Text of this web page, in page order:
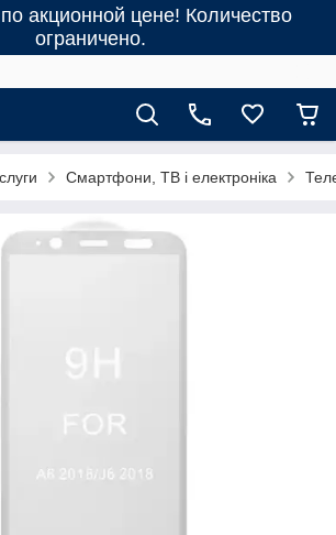
акционной цене! Количество
ограничено.
Смартфони, ТВ і електроніка